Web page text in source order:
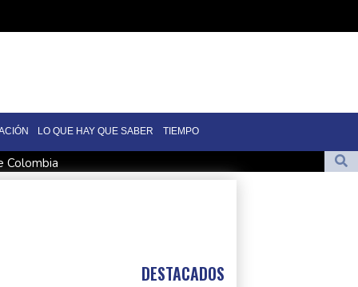
LO QUE HAY QUE SABER TIEMPO
Colombia
un pacto de defensa en medio de la tensión con Irán
de Trump sobre la economía
DESTACADOS